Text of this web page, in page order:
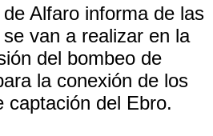
Alfaro informa de las
van a realizar en la
del bombeo de
la conexión de los
captación del Ebro.